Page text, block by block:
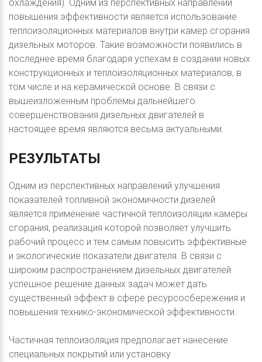
охлаждения). Одним из перспективных направлений
повышения эффективности является использование
теплоизоляционных материалов внутри камер сгорания
дизельных моторов. Такие возможности появились в
последнее время благодаря успехам в создании новых
конструкционных и теплоизоляционных материалов, в
том числе и на керамической основе. В связи с
вышеизложенным проблемы дальнейшего
совершенствования дизельных двигателей в
настоящее время являются весьма актуальными.
РЕЗУЛЬТАТЫ
Одним из перспективных направлений улучшения
показателей топливной экономичности дизелей
является применение частичной теплоизоляции камеры
сгорания, реализация которой позволяет улучшить
рабочий процесс и тем самым повысить эффективные
и экологические показатели двигателя. В связи с
широким распространением дизельных двигателей
успешное решение данных задач может дать
существенный эффект в сфере ресурсосбережения и
повышения технико-экономической эффективности.
Частичная теплоизоляция предполагает нанесение
специальных покрытий или установку